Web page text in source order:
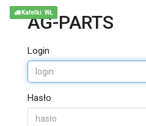
AG-PARTS
Login
Hasło
Kafelki: WŁ